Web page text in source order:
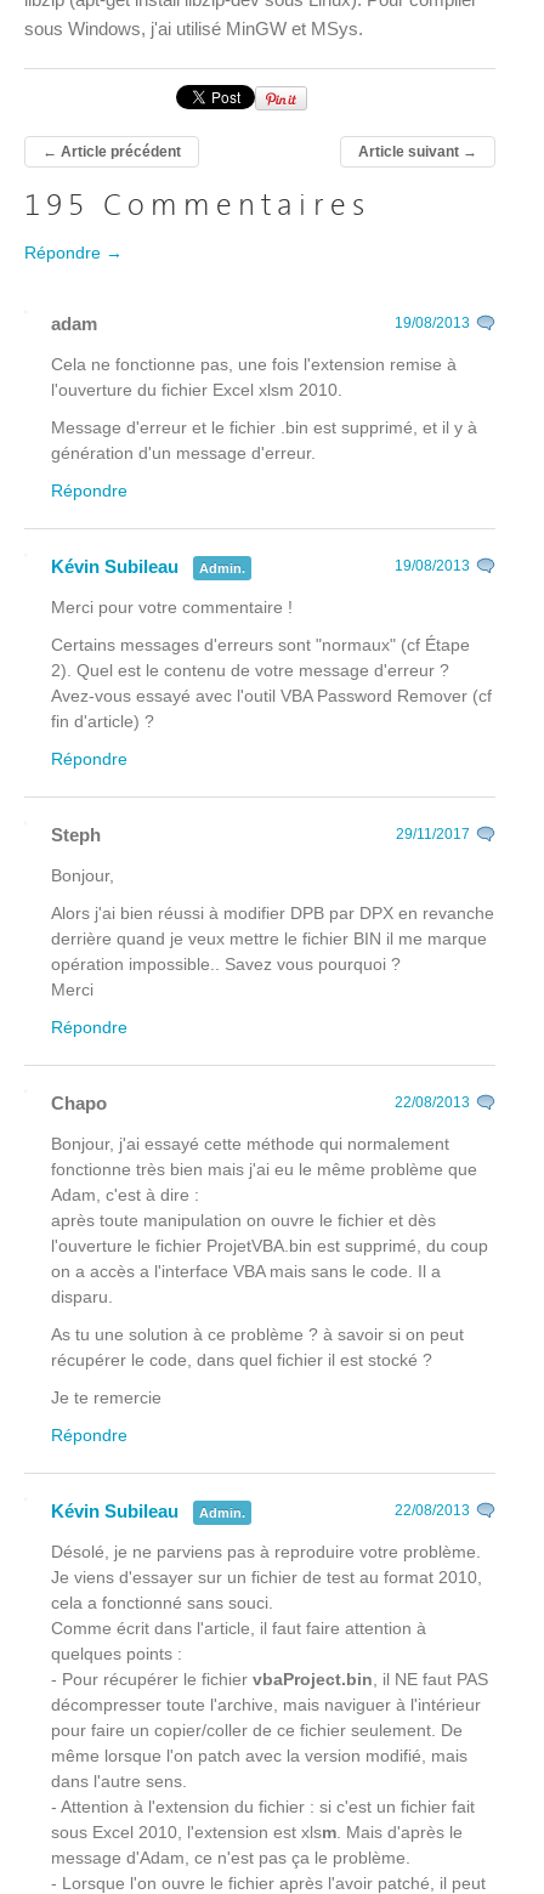
sous Windows, j'ai utilisé MinGW et MSys.
← Article précédent Article suivant→
195 Commentaires
Répondre →
adam 19/08/2013
Cela ne fonctionne pas, une fois l'extension remise à
l'ouverture du fichier Excel xlsm 2010.
Message d'erreur et le fichier .bin est supprimé, et il y à
génération d'un message d'erreur.
Répondre
Kévin Subileau Admin. 19/08/2013
Merci pour votre commentaire !
Certains messages d'erreurs sont "normaux" (cf Étape
2). Quel est le contenu de votre message d'erreur ?
Avez-vous essayé avec l'outil VBA Password Remover (cf
fin d'article) ?
Répondre
Steph 29/11/2017
Bonjour,
Alors j'ai bien réussi à modifier DPB par DPX en revanche
derrière quand je veux mettre le fichier BIN il me marque
opération impossible.. Savez vous pourquoi ?
Merci
Répondre
Chapo 22/08/2013
Bonjour, j'ai essayé cette méthode qui normalement
fonctionne très bien mais j'ai eu le même problème que
Adam, c'est à dire :
après toute manipulation on ouvre le fichier et dès
l'ouverture le fichier ProjetVBA.bin est supprimé, du coup
on a accès a l'interface VBA mais sans le code. Il a
disparu.
As tu une solution à ce problème ? à savoir si on peut
récupérer le code, dans quel fichier il est stocké ?
Je te remercie
Répondre
Kévin Subileau Admin. 22/08/2013
Désolé, je ne parviens pas à reproduire votre problème.
Je viens d'essayer sur un fichier de test au format 2010,
cela a fonctionné sans souci.
Comme écrit dans l'article, il faut faire attention à
quelques points :
- Pour récupérer le fichier vbaProject.bin , il NE faut PAS
décompresser toute l'archive, mais naviguer à l'intérieur
pour faire un copier/coller de ce fichier seulement. De
même lorsque l'on patch avec la version modifié, mais
dans l'autre sens.
- Attention à l'extension du fichier : si c'est un fichier fait
sous Excel 2010, l'extension est xlsm . Mais d'après le
message d'Adam, ce n'est pas ça le problème.
- Lorsque l'on ouvre le fichier après l'avoir patché, il peut